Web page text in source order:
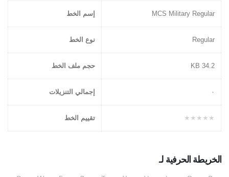
MCS Military Regular إسم الخط
Regular نوع الخط
34.2 KB حجم ملف الخط
۰ إجمالي التنزيلات
★★★★★ تقييم الخط
الخريطة الحرفية لـ